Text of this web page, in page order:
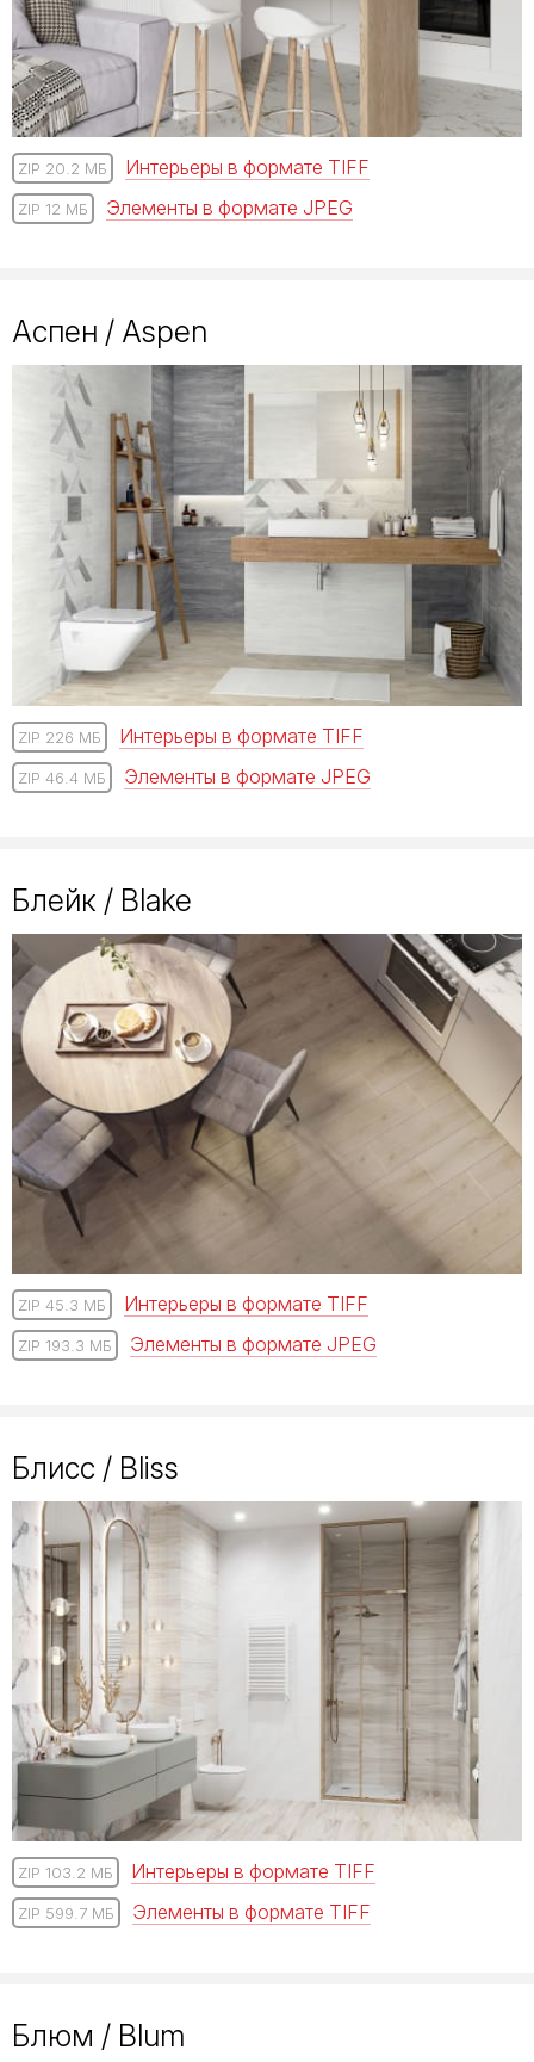
ZIP 20.2 МБ Интерьеры в формате TIFF
ZIP 12 МБ Элементы в формате JPEG
Аспен / Aspen
ZIP 226 МБ Интерьеры в формате TIFF
ZIP 46.4 МБ Элементы в формате JPEG
Блейк / Blake
ZIP 45.3 МБ Интерьеры в формате TIFF
ZIP 193.3 МБ Элементы в формате JPEG
Блисс / Bliss
ZIP 103.2 МБ Интерьеры в формате TIFF
ZIP 599.7 МБ Элементы в формате TIFF
Блюм / Blum